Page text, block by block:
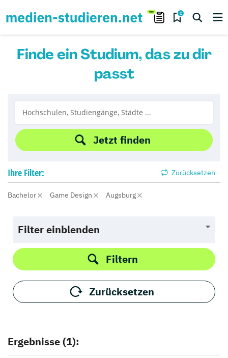
0
Finde ein Studium, das zu dir
passt
Jetzt finden
Ihre Filter: Zurücksetzen
Bachelor Game Design Augsburg
Filter einblenden
Filtern
Zurücksetzen
Ergebnisse (1):